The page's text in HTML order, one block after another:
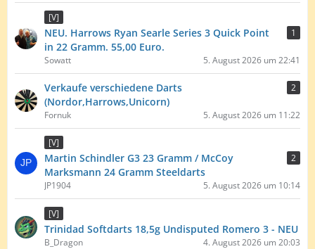
[V]
NEU. Harrows Ryan Searle Series 3 Quick Point
in 22 Gramm. 55,00 Euro.
1
Sowatt 5. August 2026 um 22:41
Verkaufe verschiedene Darts
(Nordor,Harrows,Unicorn)
2
Fornuk 5. August 2026 um 11:22
[V]
Martin Schindler G3 23 Gramm / McCoy
Marksmann 24 Gramm Steeldarts
2
JP1904 5. August 2026 um 10:14
[V]
Trinidad Softdarts 18,5g Undisputed Romero 3 - NEU
B_Dragon 4. August 2026 um 20:03